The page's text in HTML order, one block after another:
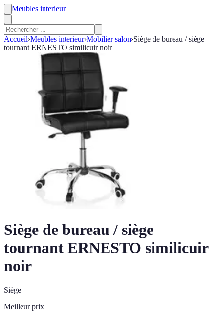
Meubles interieur
Accueil›Meubles interieur›Mobilier salon›Siège de bureau / siège
tournant ERNESTO similicuir noir
Siège de bureau / siège
tournant ERNESTO similicuir
noir
Siège
Meilleur prix